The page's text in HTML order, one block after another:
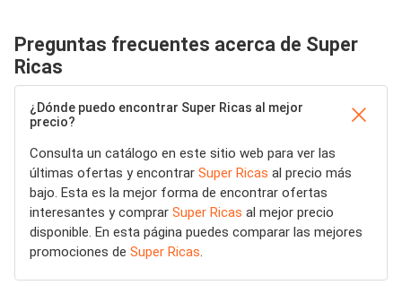
Preguntas frecuentes acerca de Super
Ricas
¿Dónde puedo encontrar Super Ricas al mejor
precio?
Consulta un catálogo en este sitio web para ver las
últimas ofertas y encontrar Super Ricas al precio más
bajo. Esta es la mejor forma de encontrar ofertas
interesantes y comprar Super Ricas al mejor precio
disponible. En esta página puedes comparar las mejores
promociones de Super Ricas.